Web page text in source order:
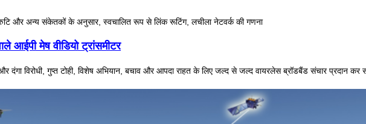
और अन्य संकेतकों के अनुसार, स्वचालित रूप से लिंक रूटिंग, लचीला नेटवर्क की गणना
आईपी मेष वीडियो ट्रांसमीटर
दंगा विरोधी, गुप्त टोही, विशेष अभियान, बचाव और आपदा राहत के लिए जल्द से जल्द वायरलेस ब्रॉडबैंड संचार प्रदान